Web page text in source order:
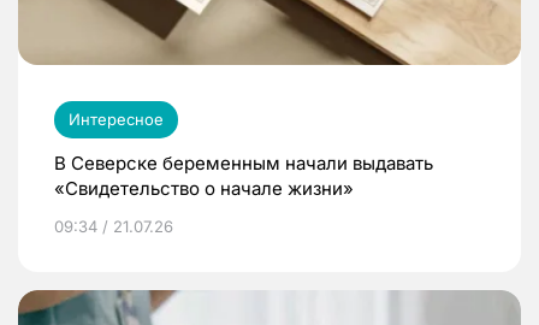
Интересное
В Северске беременным начали выдавать
«Свидетельство о начале жизни»
09:34 / 21.07.26